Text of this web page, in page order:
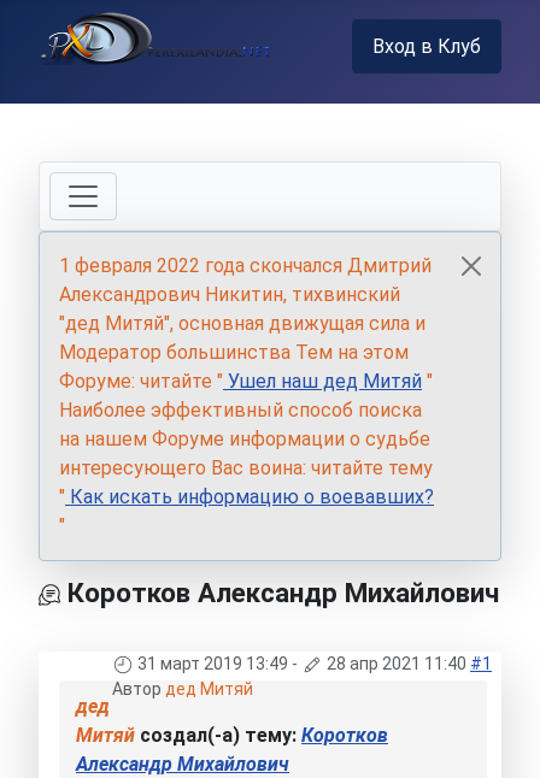
Вход в Клуб
1 февраля 2022 года скончался Дмитрий
Александрович Никитин, тихвинский
"дед Митяй", основная движущая сила и
Модератор большинства Тем на этом
Форуме: читайте " Ушел наш дед Митяй "
Наиболее эффективный способ поиска
на нашем Форуме информации о судьбе
интересующего Вас воина: читайте тему
" Как искать информацию о воевавших?
"
Коротков Александр Михайлович
31 март 2019 13:49 - 28 апр 2021 11:40 #1
Автор дед Митяй
дед
Митяй создал(-а) тему: Коротков
Александр Михайлович